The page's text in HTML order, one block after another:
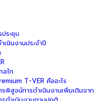
ระชุม
เนินงานประจำปี
ไก
T-VER คืออะไร
รพิสูจน์การดำเนินงานเพิ่มเติมจาก